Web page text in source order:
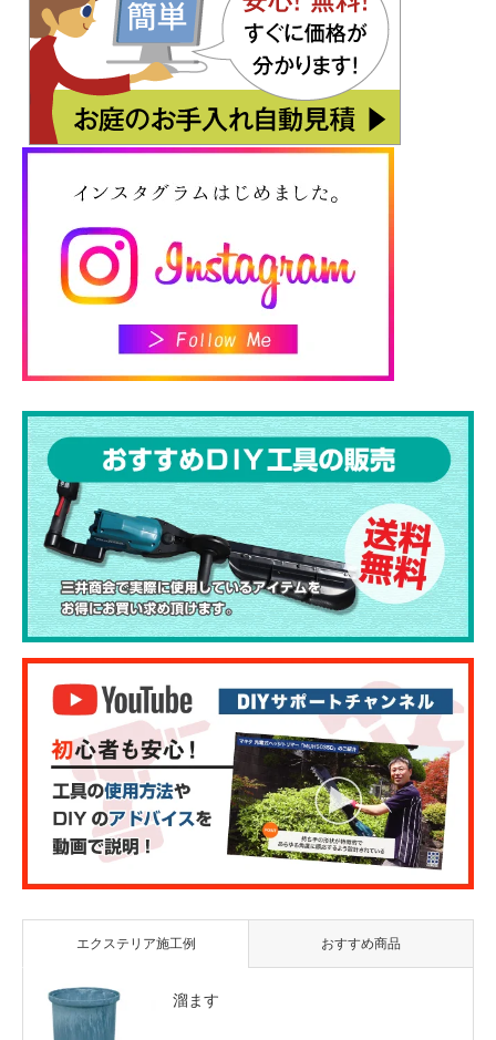
エクステリア施工例 おすすめ商品
溜ます